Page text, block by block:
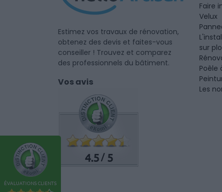
Estimez vos travaux de rénovation,
obtenez des devis et faites-vous
conseiller ! Trouvez et comparez
des professionnels du bâtiment.
Vos avis
4.5 /5
Faire
Velux
sur
Poêle
Les
ÉVALUATIONS CLIENTS